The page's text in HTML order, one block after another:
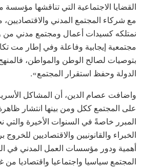
القضايا الاجتماعية التي تناقشها مؤسسة
مع شركاء المجتمع المدني
نمتلكه كسيدات أعمال ومجتمع مدني
مجتمعية إيجابية وفاعلة وفي إطار مت
بتوصيات لصالح الوطن والمواطن،
الدولة وحفظ استقرار المجتمع».
واضافت عصام الدين، أن المشاكل
على المجتمع ككل ومن بينها انتشار
المبرر خاصةً في السنوات الأخيرة والتي
الخبراء والقانونيين والاقتصاديين للخروج
أهمية ودور مؤسسات العمل المدني في
المجتمع سياسيا واجتماعيا واقتصاديا من